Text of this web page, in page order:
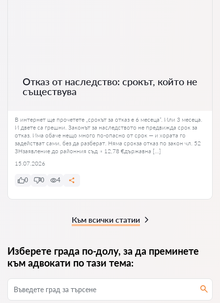
Отказ от наследство: срокът, който не
съществува
В интернет ще прочетете „срокът за отказ е 6 месеца“. Или 3 месеца.
И двете са грешни. Законът за наследството не предвижда срок за
отказ. Има обаче нещо много по-опасно от срок — и хората го
задействат сами, без да разберат. Няма срокза отказ по закон чл. 52
ЗНзаявление до районния съд ≈ 12,78 €държавна […]
15.07.2026
0 0 4
Към всички статии
Изберете града по-долу, за да преминете
към адвокати по тази тема: